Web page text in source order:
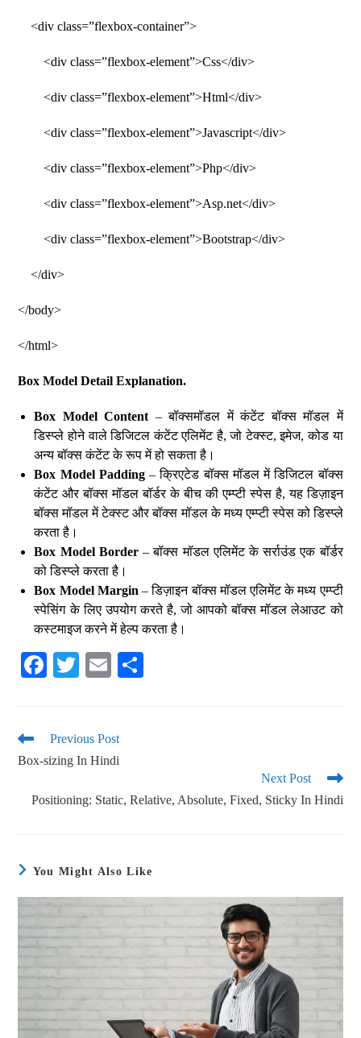
<div class=”flexbox-container”>
<div class=”flexbox-element”>Css</div>
<div class=”flexbox-element”>Html</div>
<div class=”flexbox-element”>Javascript</div>
<div class=”flexbox-element”>Php</div>
<div class=”flexbox-element”>Asp.net</div>
<div class=”flexbox-element”>Bootstrap</div>
</div>
</body>
</html>
Box Model Detail Explanation.
Box Model Content – बॉक्समॉडल में कंटेंट बॉक्स मॉडल में
डिस्प्ले होने वाले डिजिटल कंटेंट एलिमेंट है, जो टेक्स्ट, इमेज, कोड या
अन्य बॉक्स कंटेंट के रूप में हो सकता है।
Box Model Padding– क्रिएटेड बॉक्स मॉडल में डिजिटल बॉक्स
कंटेंट और बॉक्स मॉडल बॉर्डर के बीच की एम्प्टी स्पेस है, यह डिज़ाइन
बॉक्स मॉडल में टेक्स्ट और बॉक्स मॉडल के मध्य एम्प्टी स्पेस को डिस्प्ले
करता है।
Box Model Border– बॉक्स मॉडल एलिमेंट के सर्राउंड एक बॉर्डर
को डिस्प्ले करता है।
Box Model Margin – डिज़ाइन बॉक्स मॉडल एलिमेंट के मध्य एम्प्टी
स्पेसिंग के लिए उपयोग करते है, जो आपको बॉक्स मॉडल लेआउट को
कस्टमाइज करने में हेल्प करता है।
Fa
ok
T
r
E
Previous Post
Box-sizing In Hindi
Next Post
Positioning: Static, Relative, Absolute, Fixed, Sticky In Hindi
You Might Also Like